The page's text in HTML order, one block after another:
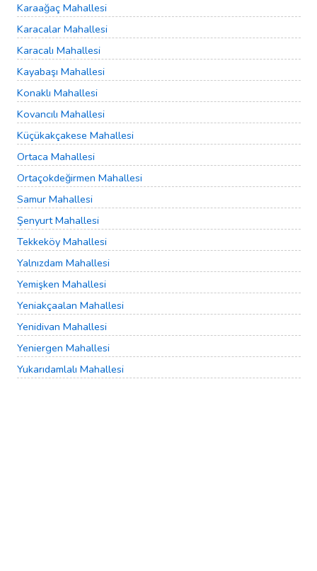
Karaağaç Mahallesi
Karacalar Mahallesi
Karacalı Mahallesi
Kayabaşı Mahallesi
Konaklı Mahallesi
Kovancılı Mahallesi
Küçükakçakese Mahallesi
Ortaca Mahallesi
Ortaçokdeğirmen Mahallesi
Samur Mahallesi
Şenyurt Mahallesi
Tekkeköy Mahallesi
Yalnızdam Mahallesi
Yemişken Mahallesi
Yeniakçaalan Mahallesi
Yenidivan Mahallesi
Yeniergen Mahallesi
Yukarıdamlalı Mahallesi